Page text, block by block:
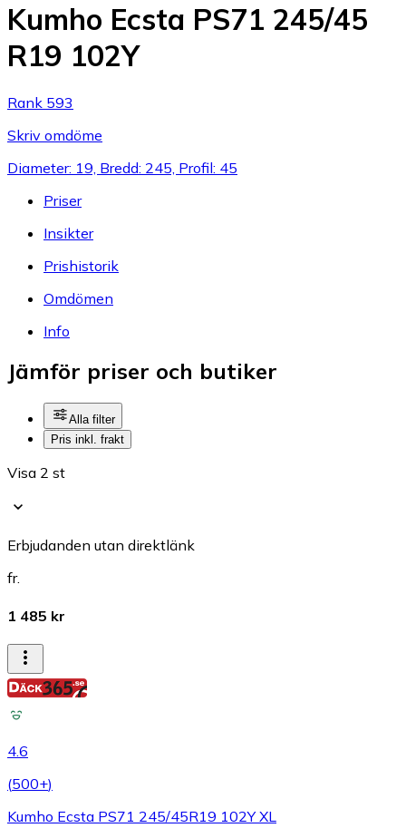
Kumho Ecsta PS71 245/45
R19 102Y
Rank 593
Skriv omdöme
Diameter: 19, Bredd: 245, Profil: 45
Priser
Insikter
Prishistorik
Omdömen
Info
Jämför priser och butiker
Alla filter
Pris inkl. frakt
Visa 2 st
Erbjudanden utan direktlänk
fr.
1 485 kr
4.6
(500+)
Kumho Ecsta PS71 245/45R19 102Y XL